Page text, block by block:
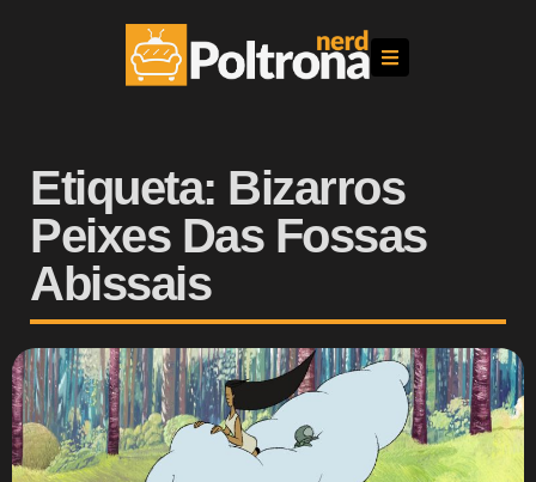
Etiqueta: Bizarros
Peixes Das Fossas
Abissais